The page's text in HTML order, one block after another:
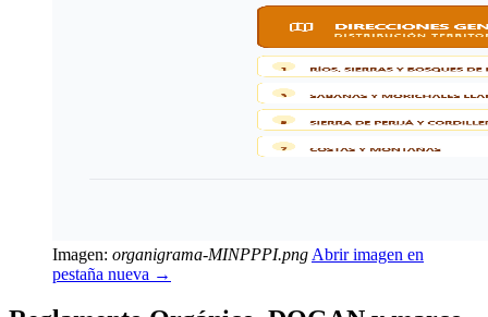
Imagen: organigrama-MINPPPI.png Abrir imagen en
pestaña nueva →